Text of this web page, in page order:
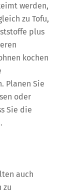
werden,
zu Tofu,
plus
kochen
Planen Sie
oder
Sie die
auch
zu